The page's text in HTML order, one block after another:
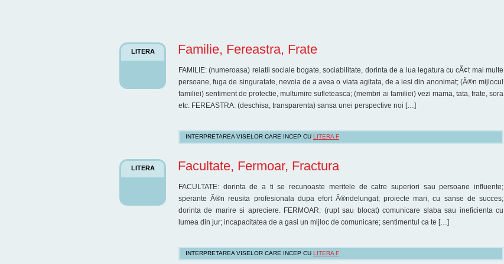
LITERA Familie, Fereastra, Frate
FAMILIE: (numeroasa) relatii sociale bogate, sociabilitate, dorinta de a lua legatura cu cÃ¢t mai multe
persoane, fuga de singuratate, nevoia de a avea o viata agitata, de a iesi din anonimat; (Ã®n mijlocul
familiei) sentiment de protectie, multumire sufleteasca; (membri ai familiei) vezi mama, tata, frate, sora
etc. FEREASTRA: (deschisa, transparenta) sansa unei perspective noi […]
INTERPRETAREA VISELOR CARE INCEP CU LITERA F
LITERA Facultate, Fermoar, Fractura
FACULTATE: dorinta de a ti se recunoaste meritele de catre superiori sau persoane influente;
sperante Ã®n reusita profesionala dupa efort Ã®ndelungat; proiecte mari, cu sanse de succes;
dorinta de marire si apreciere. FERMOAR: (rupt sau blocat) comunicare slaba sau ineficienta cu
lumea din jur; incapacitatea de a gasi un mijloc de comunicare; sentimentul ca te […]
INTERPRETAREA VISELOR CARE INCEP CU LITERA F